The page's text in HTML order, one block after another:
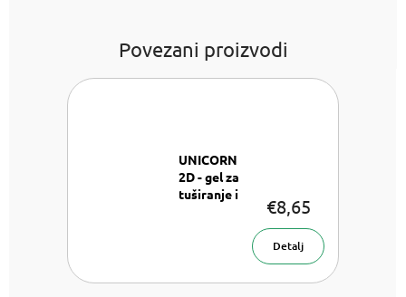
Povezani proizvodi
UNICORN
2D - gel za
tuširanje i
400 ml
€8,65
Detalj